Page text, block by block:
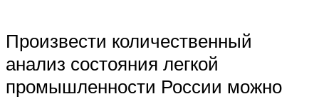
Произвести количественный
анализ состояния легкой
промышленности России можно